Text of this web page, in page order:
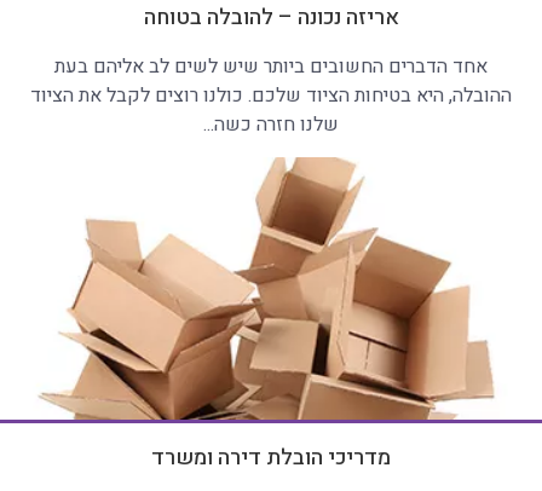
אריזה נכונה – להובלה בטוחה
אחד הדברים החשובים ביותר שיש לשים לב אליהם בעת
ההובלה, היא בטיחות הציוד שלכם. כולנו רוצים לקבל את הציוד
שלנו חזרה כשה...
מדריכי הובלת דירה ומשרד